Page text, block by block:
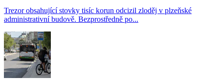
Trezor obsahující stovky tisíc korun odcizil zloděj v plzeňské
administrativní budově. Bezprostředně po...